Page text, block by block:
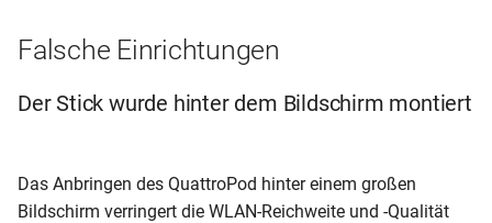
Falsche Einrichtungen
Der Stick wurde hinter dem Bildschirm montiert
Das Anbringen des QuattroPod hinter einem großen
Bildschirm verringert die WLAN-Reichweite und -Qualität